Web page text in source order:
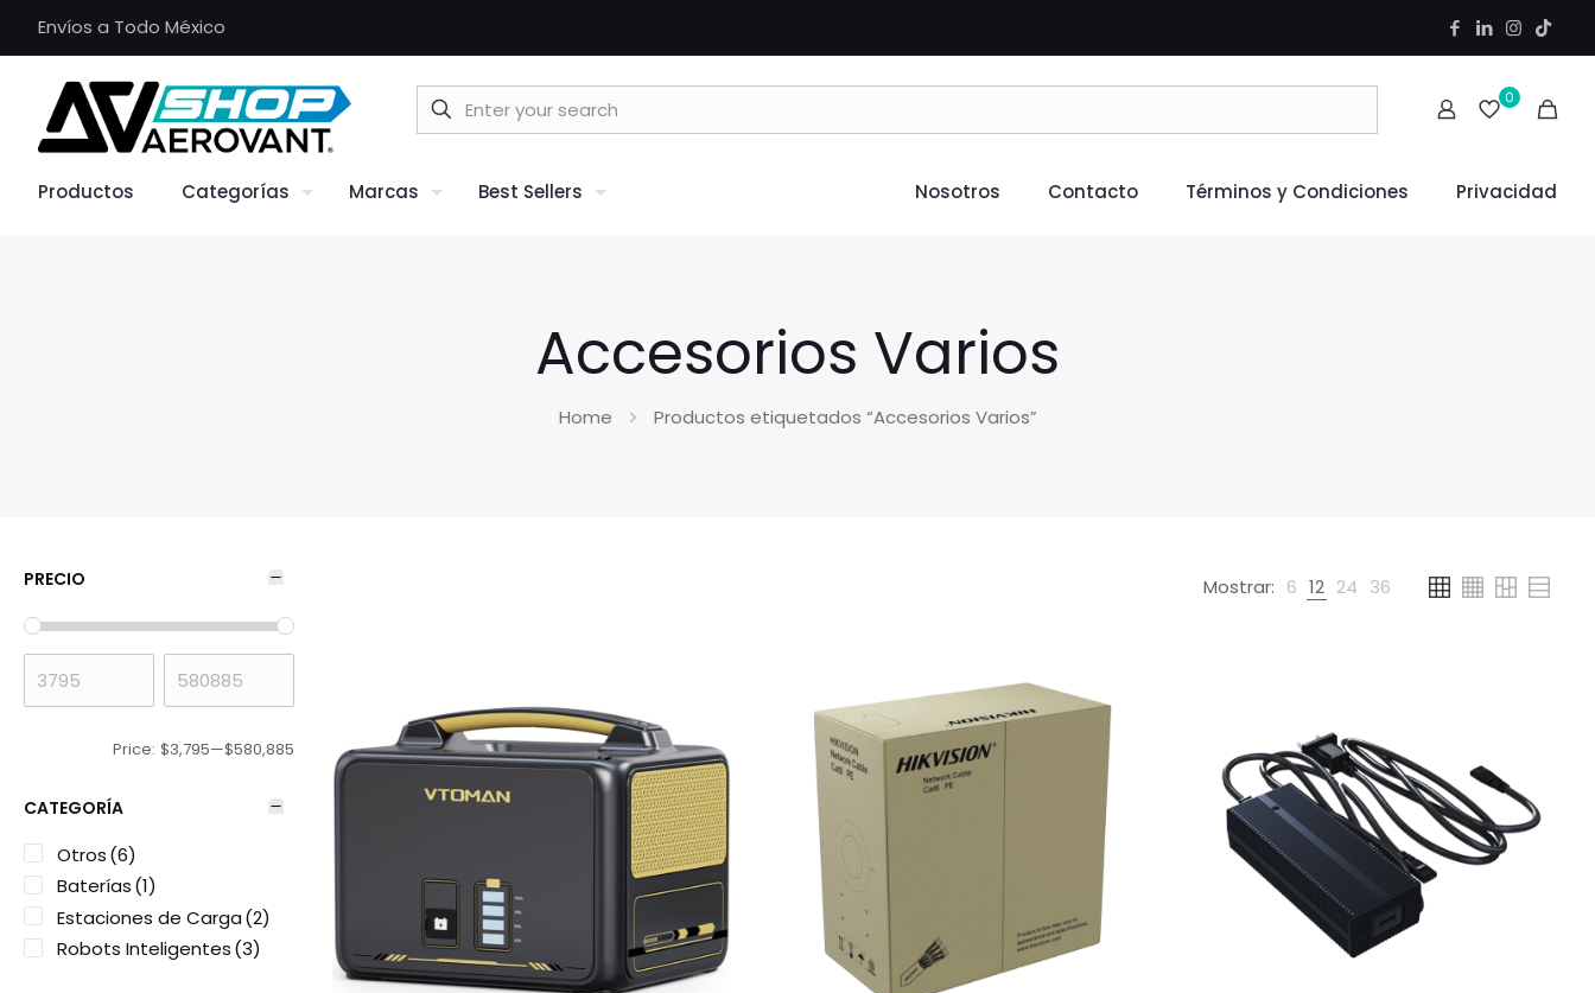
Envíos a Todo México
0
Productos Categorías Marcas Best Sellers Nosotros Contacto Términos y Condiciones Privacidad
Accesorios Varios
Home Productos etiquetados “Accesorios Varios”
Mostrar: 6 12 24 36
PRECIO
Price: $3,795—$580,885
CATEGORÍA
Otros(6)
Baterías(1)
Estaciones de Carga(2)
Robots Inteligentes(3)